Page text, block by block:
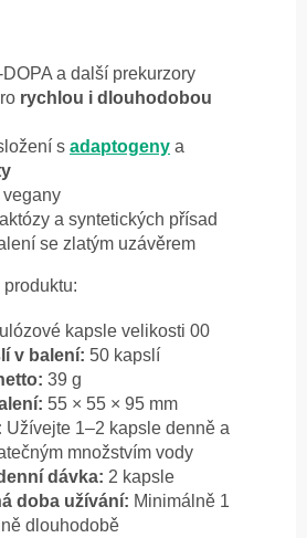
a další prekurzory
rychlou i dlouhodobou
s adaptogeny a
a syntetických přísad
se zlatým uzávěrem
kapsle velikosti 00
v balení: 50 kapslí
39 g
55 × 55 × 95 mm
Užívejte 1–2 kapsle denně a
množstvím vody
dávka: 2 kapsle
doba užívání: Minimálně 1
dlouhodobě